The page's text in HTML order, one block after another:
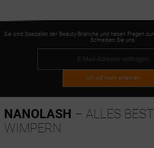
Sie sind Spezialist der Beauty-Branche und haben Fragen
Schreiben Sie uns.
Ich will mehr erfahren
NANOLASH – ALLES
WIMPERN